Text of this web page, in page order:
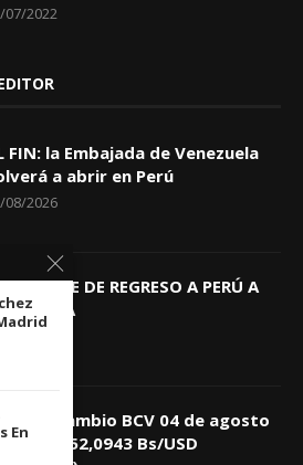
07/2022
FIN: la Embajada de Venezuela
a abrir en Perú
08/2026
TRAE DE REGRESO A PERÚ A
de Cambio BCV 04 de agosto
2026: 752,0943 Bs/USD
En